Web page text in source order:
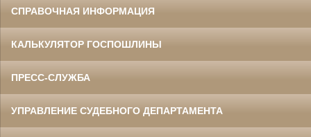
СПРАВОЧНАЯ ИНФОРМАЦИЯ
КАЛЬКУЛЯТОР ГОСПОШЛИНЫ
ПРЕСС-СЛУЖБА
УПРАВЛЕНИЕ СУДЕБНОГО ДЕПАРТАМЕНТА